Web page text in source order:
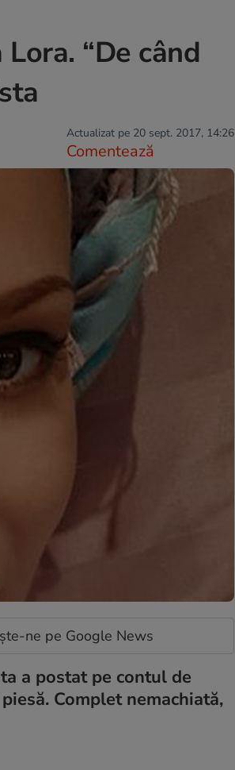
“De când
Actualizat pe 20 sept. 2017, 14:26
Comentează
ne pe Google News
a postat pe contul de
Complet nemachiată,